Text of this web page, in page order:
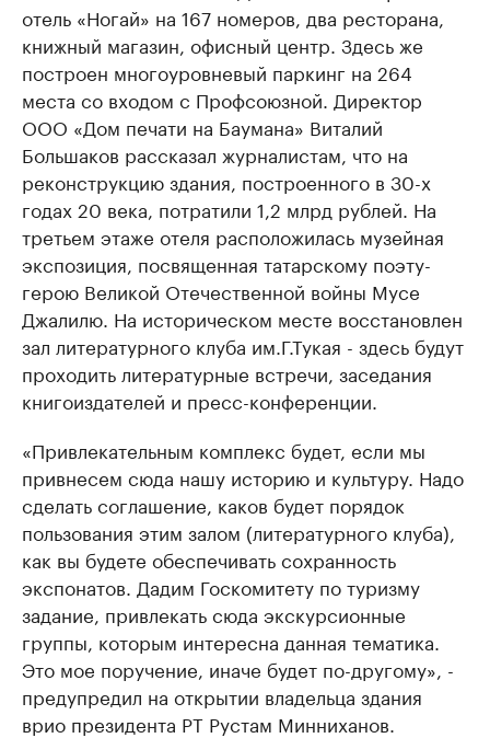
отель «Ногай» на 167 номеров, два ресторана,
книжный магазин, офисный центр. Здесь же
построен многоуровневый паркинг на 264
места со входом с Профсоюзной. Директор
ООО «Дом печати на Баумана» Виталий
Большаков рассказал журналистам, что на
реконструкцию здания, построенного в 30-х
годах 20 века, потратили 1,2 млрд рублей. На
третьем этаже отеля расположилась музейная
экспозиция, посвященная татарскому поэту-
герою Великой Отечественной войны Мусе
Джалилю. На историческом месте восстановлен
зал литературного клуба им.Г.Тукая - здесь будут
проходить литературные встречи, заседания
книгоиздателей и пресс-конференции.
«Привлекательным комплекс будет, если мы
привнесем сюда нашу историю и культуру. Надо
сделать соглашение, каков будет порядок
пользования этим залом (литературного клуба),
как вы будете обеспечивать сохранность
экспонатов. Дадим Госкомитету по туризму
задание, привлекать сюда экскурсионные
группы, которым интересна данная тематика.
Это мое поручение, иначе будет по-другому», -
предупредил на открытии владельца здания
врио президента РТ Рустам Минниханов.